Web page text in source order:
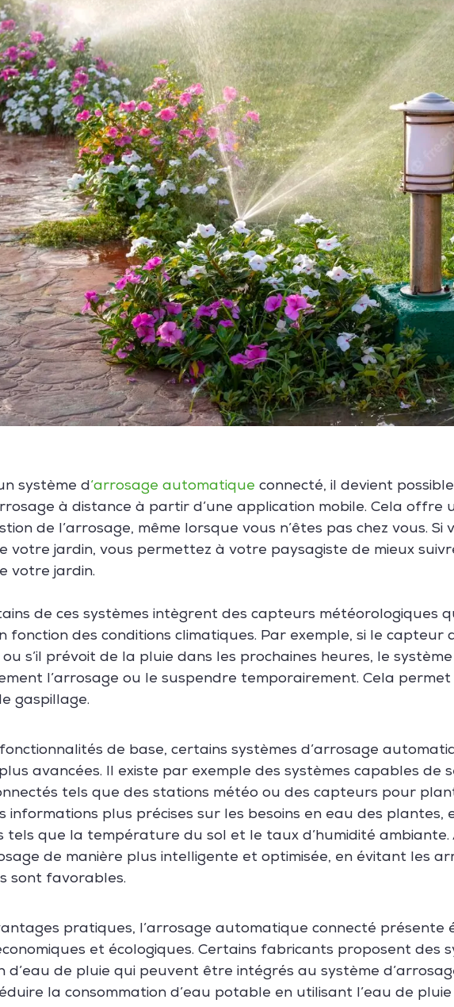
système d‘arrosage automatique connecté, il devient
à distance à partir d’une application mobile. Cela offre
de l’arrosage, même lorsque vous n’êtes pas chez vous. Si
votre jardin, vous permettez à votre paysagiste de mieux
votre jardin.
de ces systèmes intègrent des capteurs météorologiques
fonction des conditions climatiques. Par exemple, si le
s’il prévoit de la pluie dans les prochaines heures, le
l’arrosage ou le suspendre temporairement. Cela permet
gaspillage.
de base, certains systèmes d’arrosage
avancées. Il existe par exemple des systèmes capables de
tels que des stations météo ou des capteurs pour
informations plus précises sur les besoins en eau des plantes,
tels que la température du sol et le taux d’humidité ambiante.
de manière plus intelligente et optimisée, en évitant les
sont favorables.
pratiques, l’arrosage automatique connecté présente
et écologiques. Certains fabricants proposent des
d’eau de pluie qui peuvent être intégrés au système
la consommation d’eau potable en utilisant l’eau de